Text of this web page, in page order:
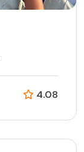
4.08